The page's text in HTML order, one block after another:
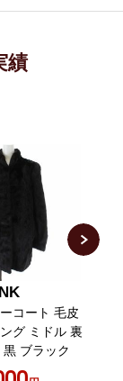
績
コート 毛皮
グ ミドル 裏
ブラック